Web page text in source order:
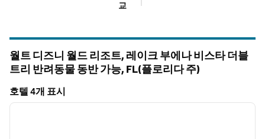
교
월트 디즈니 월드 리조트, 레이크 부에나 비스타 더블
트리 반려동물 동반 가능, FL(플로리다 주)
호텔 4개 표시
호텔 4개 표시
1/12
다음